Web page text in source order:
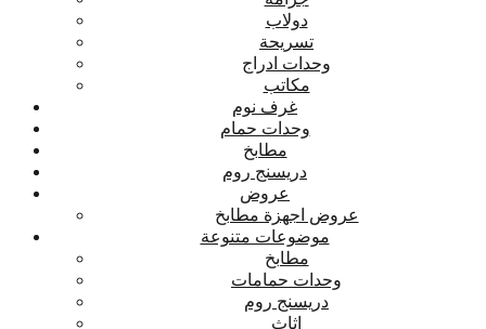
دولاب
تسريحة
وحدات ادراج
مكاتب
غرف نوم
وحدات حمام
مطابخ
دريسنج روم
عروض
عروض اجهزة مطابخ
موضوعات متنوعة
مطابخ
وحدات حمامات
دريسنج روم
اثاث